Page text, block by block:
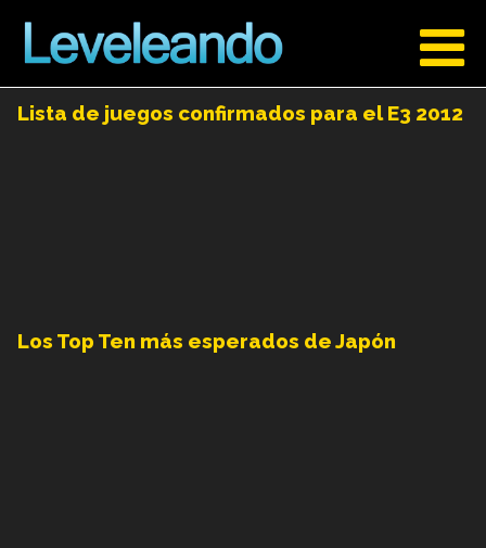
Lista de juegos confirmados para el E3 2012
Los Top Ten más esperados de Japón